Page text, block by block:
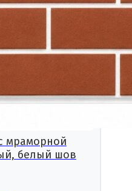
мраморной
белый шов